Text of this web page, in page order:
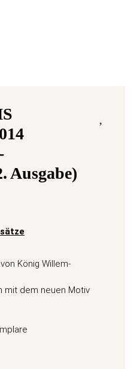
Ausgabe)
König Willem-
mit dem neuen Motiv